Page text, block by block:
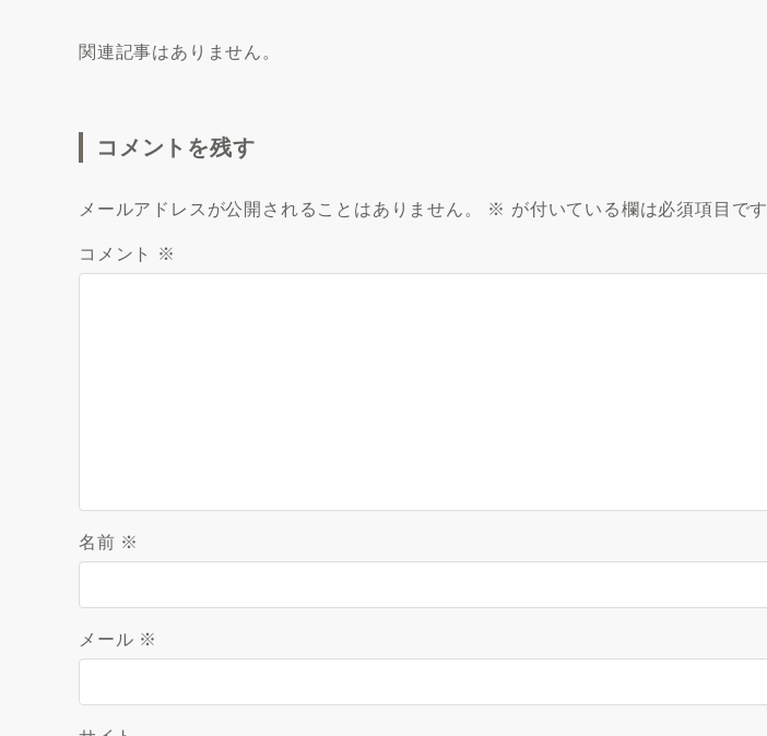
関連記事はありません。
コメントを残す
メールアドレスが公開されることはありません。 ※ が付いている欄は必須項目です
コメント ※
名前 ※
メール ※